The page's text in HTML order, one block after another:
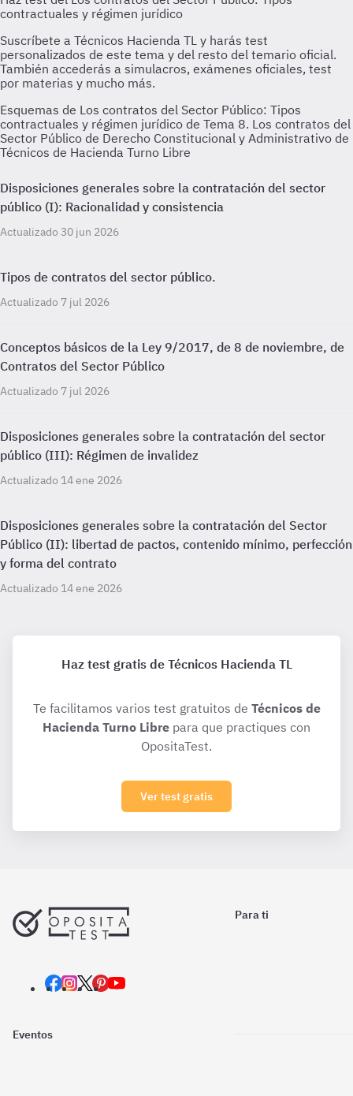
Esquemas de Los contratos del Sector Público: Tipos
contractuales y régimen jurídico de Tema 8. Los contratos del
Sector Público de Derecho Constitucional y Administrativo de
Técnicos de Hacienda Turno Libre
Disposiciones generales sobre la contratación del sector
público (I): Racionalidad y consistencia
Actualizado 30 jun 2026
Tipos de contratos del sector público.
Actualizado 7 jul 2026
Conceptos básicos de la Ley 9/2017, de 8 de noviembre, de
Contratos del Sector Público
Actualizado 7 jul 2026
Disposiciones generales sobre la contratación del sector
público (III): Régimen de invalidez
Actualizado 14 ene 2026
Disposiciones generales sobre la contratación del Sector
Público (II): libertad de pactos, contenido mínimo, perfección
y forma del contrato
Actualizado 14 ene 2026
Haz test gratis de Técnicos Hacienda TL
Te facilitamos varios test gratuitos de Técnicos de
Hacienda Turno Libre para que practiques con
OpositaTest.
Ver test gratis
Para ti
Eventos